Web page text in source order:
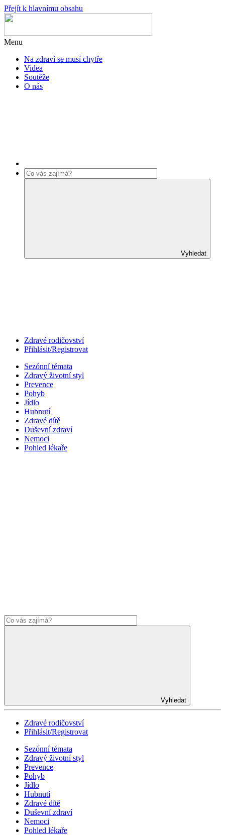
Přejít k hlavnímu obsahu
Menu
Na zdraví se musí chytře
Videa
Soutěže
O nás
Vyhledat
Zdravé rodičovství
Přihlásit/Registrovat
Sezónní témata
Zdravý životní styl
Prevence
Pohyb
Jídlo
Hubnutí
Zdravé dítě
Duševní zdraví
Nemoci
Pohled lékaře
Vyhledat
Zdravé rodičovství
Přihlásit/Registrovat
Sezónní témata
Zdravý životní styl
Prevence
Pohyb
Jídlo
Hubnutí
Zdravé dítě
Duševní zdraví
Nemoci
Pohled lékaře